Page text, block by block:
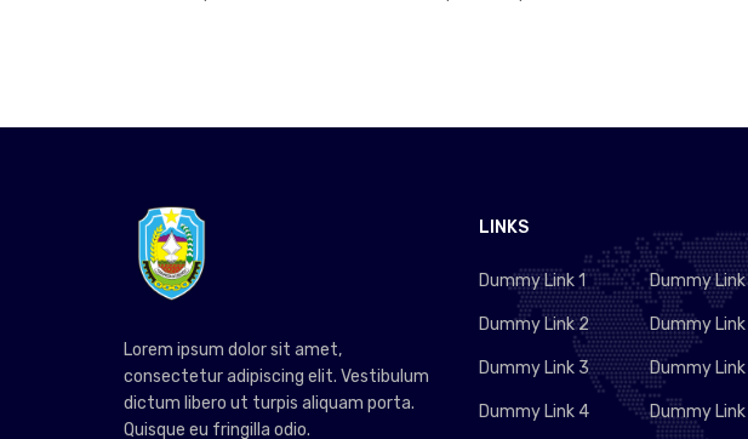
Lorem ipsum dolor sit amet,
consectetur adipiscing elit. Vestibulum
dictum libero ut turpis aliquam porta.
Quisque eu fringilla odio.
LINKS
Dummy Link 1
Dummy Link 2
Dummy Link 3
Dummy Link 4
Dummy Link
Dummy Link
Dummy Link
Dummy Link